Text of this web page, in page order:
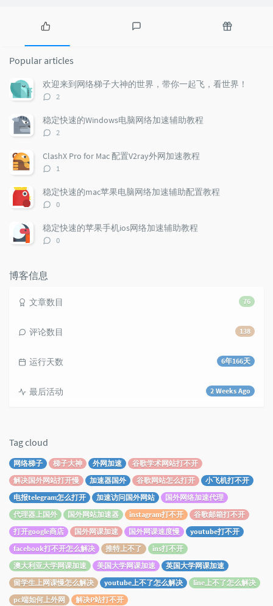
P
p
u
l
a
r
a
r
t
i
l
e
e
s
c
o
m
t
d
o
Popular articles
欢迎来到网络梯子大神的世界，带你一起飞，看世界！
评
数：
2
稳定快速的Windows电脑网络加速辅助教程
评
数：
2
ClashX Pro for Mac 配置V2ray外网加速教程
评
数：
1
稳定快速的mac苹果电脑网络加速辅助配置教程
评
数：
0
稳定快速的苹果手机ios网络加速辅助教程
评
0
博客信息
76
文章数目
138
评论数目
6年166天
运行天数
2 Weeks Ago
最后活动
Tag cloud
网络梯子 梯子大神 外网加速
谷歌学术网站打不开
解决国外网站打开慢
加速器国外 谷歌网站怎么打开
小飞机打不开
电报telegram怎么打开
加速访问国外网站
国外网络加速代理
代理器上国外
国外网站加速器 instagram打不开
谷歌邮箱打不开
打开google商店
国外网课加速 国外网课速度慢
youtube打不开
facebook打不开怎么解决
推特上不了
ins打不开
澳大利亚大学网课加速
美国大学网课加速
英国大学网课加速
留学生上网课慢怎么解决
youtube上不了怎么解决
line上不了怎么解决
pc端如何上外网
解决P站打不开